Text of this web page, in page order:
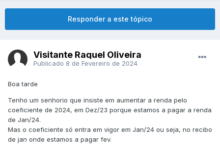
Responder a este tópico
Visitante Raquel Oliveira
Publicado 8 de Fevereiro de 2024
Boa tarde
Tenho um senhorio que insiste em aumentar a renda pelo
coeficiente de 2024, em Dez/23 porque estamos a pagar a renda
de Jan/24.
Mas o coeficiente só entra em vigor em Jan/24 ou seja, no recibo
de jan onde estamos a pagar fev.